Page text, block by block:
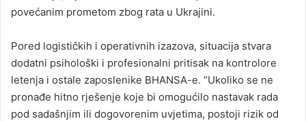
povećanim prometom zbog rata u Ukrajini.
Pored logističkih i operativnih izazova, situacija stvara
dodatni psihološki i profesionalni pritisak na kontrolore
letenja i ostale zaposlenike BHANSA-e. “Ukoliko se ne
pronađe hitno rješenje koje bi omogućilo nastavak rada
pod sadašnjim ili dogovorenim uvjetima, postoji rizik od